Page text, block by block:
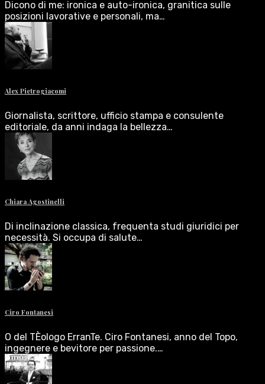
Dicono di me: ironica e auto-ironica, granitica sulle
posizioni lavorative e personali, ma…
Alex Pietrogiacomi
Giornalista, scrittore, ufficio stampa e consulente
editoriale, da anni indaga la bellezza…
Chiara Agostinelli
Di inclinazione classica, frequenta studi giuridici per
necessità. Si occupa di salute…
Ciro Fontanesi
O del TÈologo ErranTe. Ciro Fontanesi, anno del Topo,
ingegnere e bevitore per passione.…